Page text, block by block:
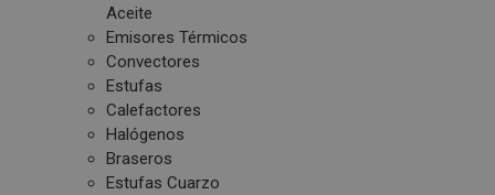
Aceite
Emisores Térmicos
Convectores
Estufas
Calefactores
Halógenos
Braseros
Estufas Cuarzo